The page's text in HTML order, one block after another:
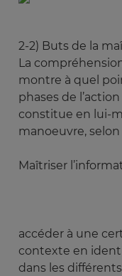
2-2) Buts de la
La
montre à quel
phases de
constitue en lui-
manoeuvre,
Maîtriser
accéder à une
contexte en
dans les